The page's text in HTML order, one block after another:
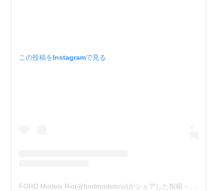
この投稿をInstagramで見る
FORD Models Rio(@fordmodelsrio)がシェアした投稿 – 2020年